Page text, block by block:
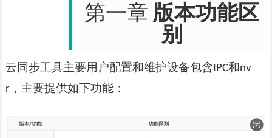
第一章 版本功能区
别
云同步工具主要用户配置和维护设备包含 IPC和nv
r，主要提供如下功能：